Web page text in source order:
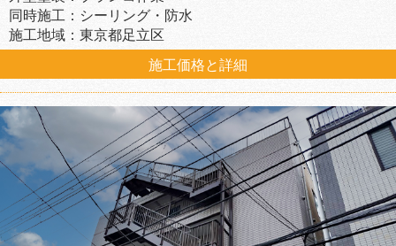
同時施工：シーリング・防水
施工地域：東京都足立区
施工価格と詳細